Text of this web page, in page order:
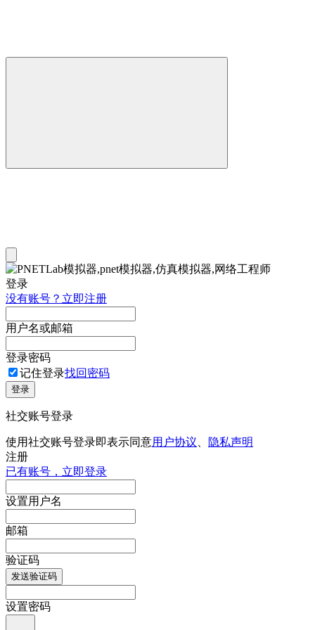
登录
没有账号？立即注册
用户名或邮箱
登录密码
记住登录找回密码
登录
社交账号登录
使用社交账号登录即表示同意用户协议
隐私声明
注册
已有账号，立即登录
设置用户名
邮箱
验证码
发送验证码
设置密码